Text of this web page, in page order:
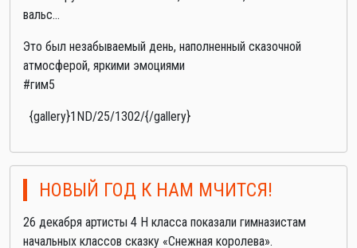
вальс...
Это был незабываемый день, наполненный сказочной
атмосферой, яркими эмоциями
#гим5
{gallery}1ND/25/1302/{/gallery}
НОВЫЙ ГОД К НАМ МЧИТСЯ!
26 декабря артисты 4 Н класса показали гимназистам
начальных классов сказку «Снежная королева».